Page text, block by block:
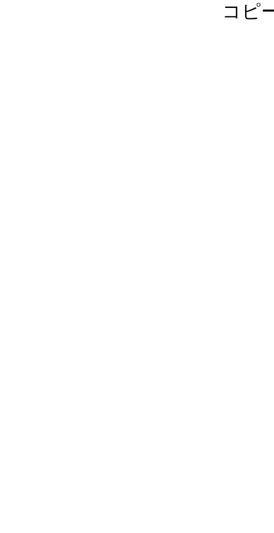
コピ